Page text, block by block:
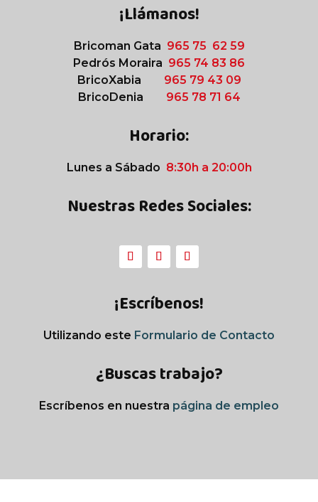
¡Llámanos!
Bricoman Gata 965 75 62 59
Pedrós Moraira 965 74 83 86
BricoXabia
965 79 43 09
BricoDenia
965 78 71 64
Horario:
Lunes a Sábado 8:30h a 20:00h
Nuestras Redes Sociales:
¡Escríbenos!
Utilizando este Formulario de Contacto
¿Buscas trabajo?
Escríbenos en nuestra página de empleo